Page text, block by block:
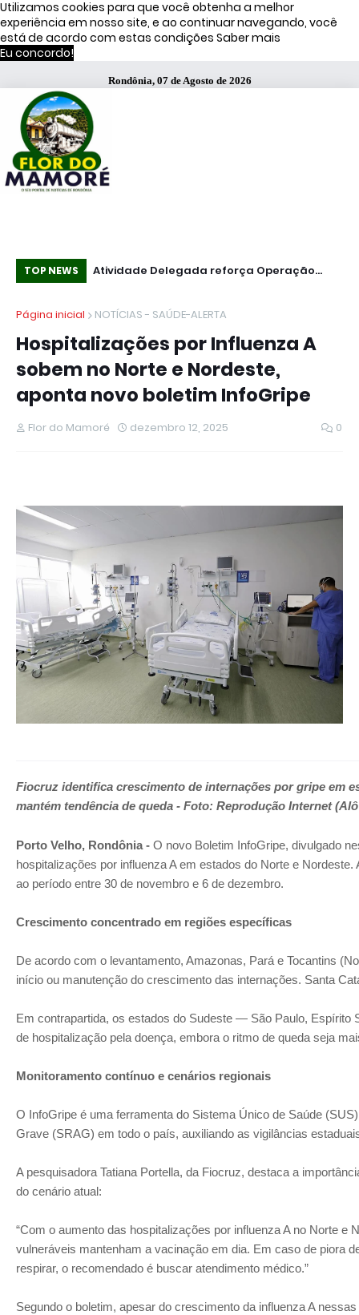
Utilizamos cookies para que você obtenha a melhor
experiência em nosso site, e ao continuar navegando, você
está de acordo com estas condições Saber mais
Eu concordo!
Rondônia, 07 de Agosto de 2026
TOP NEWS
Atividade Delegada reforça Operação
51% dos brasileiros têm visão negativa de
Página inicial
NOTÍCIAS - SAÚDE-ALERTA
Hospitalizações por Influenza A
sobem no Norte e Nordeste,
aponta novo boletim InfoGripe
Flor do Mamoré dezembro 12, 2025 0
Fiocruz identifica crescimento de internações por gripe em
mantém tendência de queda - Foto: Reprodução Internet
Porto Velho, Rondônia - O novo Boletim InfoGripe, divulgado
hospitalizações por influenza A em estados do Norte e
ao período entre 30 de novembro e 6 de dezembro.
Crescimento concentrado em regiões específicas
De acordo com o levantamento, Amazonas, Pará e Tocantins
início ou manutenção do crescimento das internações. Santa
Em contrapartida, os estados do Sudeste — São Paulo,
de hospitalização pela doença, embora o ritmo de queda seja
Monitoramento contínuo e cenários regionais
O InfoGripe é uma ferramenta do Sistema Único de Saúde
Grave (SRAG) em todo o país, auxiliando as vigilâncias
A pesquisadora Tatiana Portella, da Fiocruz, destaca a
do cenário atual:
“Com o aumento das hospitalizações por influenza A no Norte e
vulneráveis mantenham a vacinação em dia. Em caso de piora
respirar, o recomendado é buscar atendimento médico.”
Segundo o boletim, apesar do crescimento da influenza A